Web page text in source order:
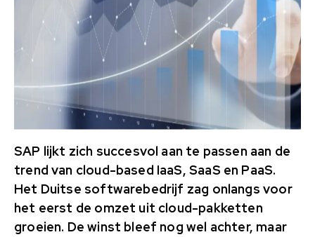
SAP lijkt zich succesvol aan te passen aan de
trend van cloud-based IaaS, SaaS en PaaS.
Het Duitse softwarebedrijf zag onlangs voor
het eerst de omzet uit cloud-pakketten
groeien. De winst bleef nog wel achter, maar